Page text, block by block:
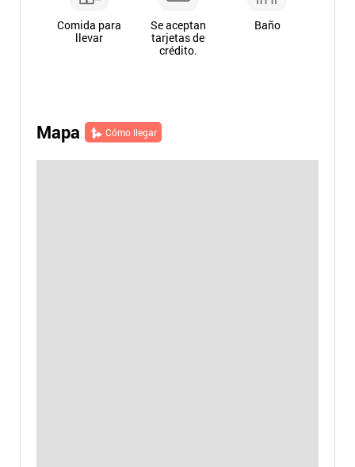
Comida para
llevar
Se aceptan
tarjetas de
crédito.
Baño
Mapa Cómo llegar